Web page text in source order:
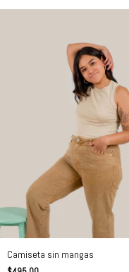
Camiseta sin mangas